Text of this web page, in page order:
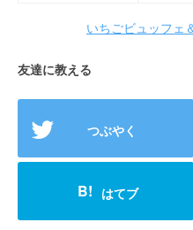
いちごビュッフェ
友達に教える
つぶやく
B! はてブ